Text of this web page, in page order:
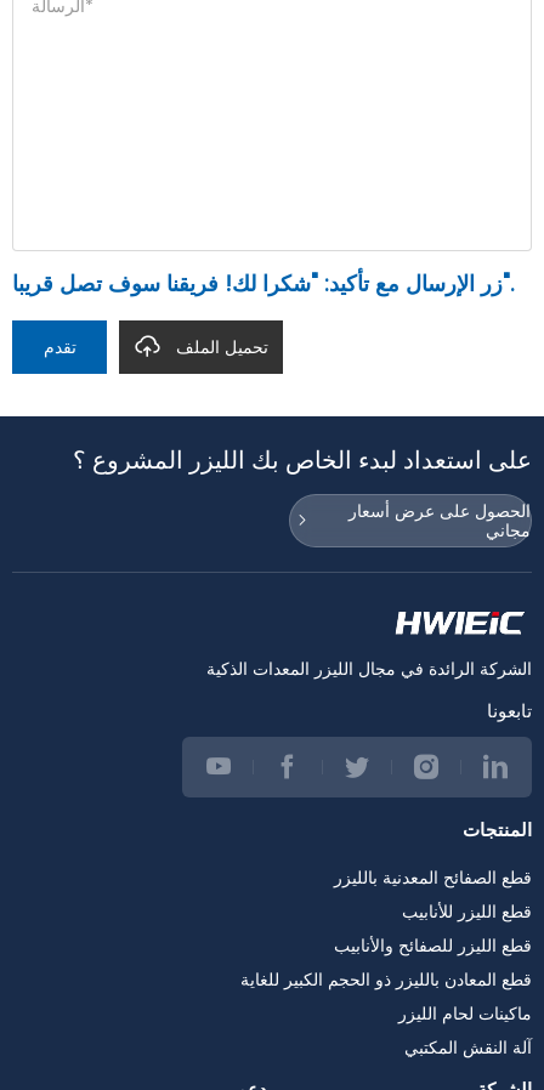
زر الإرسال مع تأكيد: "شكرا لك! فريقنا سوف تصل قريبا".
تقدم تحميل الملف
على استعداد لبدء الخاص بك الليزر المشروع ؟
الحصول على عرض أسعار
مجاني
الشركة الرائدة في مجال الليزر المعدات الذكية
تابعونا
المنتجات
قطع الصفائح المعدنية بالليزر
قطع الليزر للأنابيب
قطع الليزر للصفائح والأنابيب
قطع المعادن بالليزر ذو الحجم الكبير للغاية
ماكينات لحام الليزر
آلة النقش المكتبي